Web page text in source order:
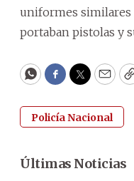
uniformes similares
portaban pistolas y
WhatsApp
Facebook
Twitter
Policía Nacional
Últimas Noticias